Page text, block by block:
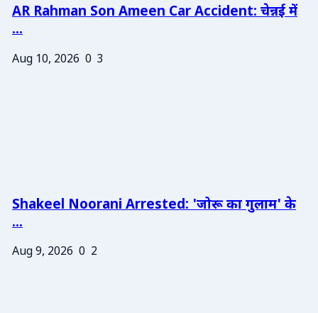
AR Rahman Son Ameen Car Accident: चेन्नई में
...
Aug 10, 2026 0 3
Shakeel Noorani Arrested: 'जोरू का गुलाम' के
...
Aug 9, 2026 0 2